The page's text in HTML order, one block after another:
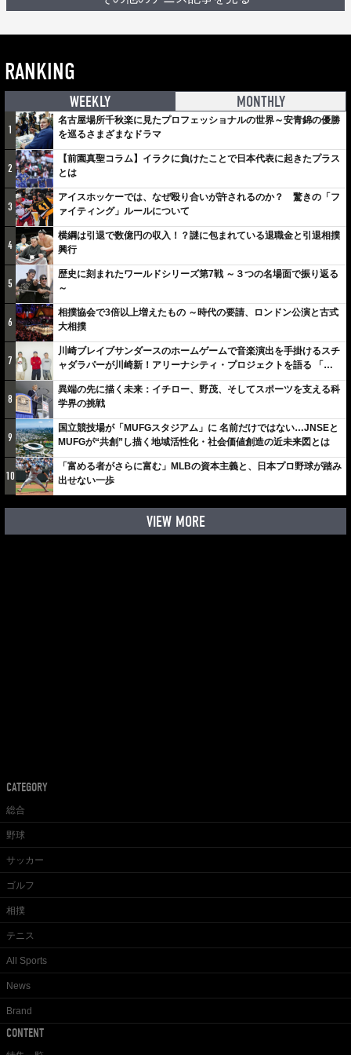
RANKING
WEEKLY MONTHLY
1
名古屋場所千秋楽に見たプロフェッショナルの世界～安青錦の優勝
を巡るさまざまなドラマ
2
【前園真聖コラム】イラクに負けたことで日本代表に起きたプラス
とは
3
アイスホッケーでは、なぜ殴り合いが許されるのか？ 驚きの「フ
ァイティング」ルールについて
4
横綱は引退で数億円の収入！？謎に包まれている退職金と引退相撲
興行
5
歴史に刻まれたワールドシリーズ第7戦 ～３つの名場面で振り返る
～
6
相撲協会で3倍以上増えたもの ～時代の要請、ロンドン公演と古式
大相撲
7
川崎ブレイブサンダースのホームゲームで音楽演出を手掛けるスチ
ャダラパーが川崎新！アリーナシティ・プロジェクトを語る 「楽
しみでしかないでしょ。川崎は、ずっと成長曲線だから」
8
異端の先に描く未来：イチロー、野茂、そしてスポーツを支える科
学界の挑戦
9
国立競技場が「MUFGスタジアム」に 名前だけではない…JNSEと
MUFGが“共創”し描く地域活性化・社会価値創造の近未来図とは
10
「富める者がさらに富む」MLBの資本主義と、日本プロ野球が踏み
出せない一歩
VIEW MORE
CATEGORY
総合
野球
サッカー
ゴルフ
相撲
テニス
All Sports
News
Brand
CONTENT